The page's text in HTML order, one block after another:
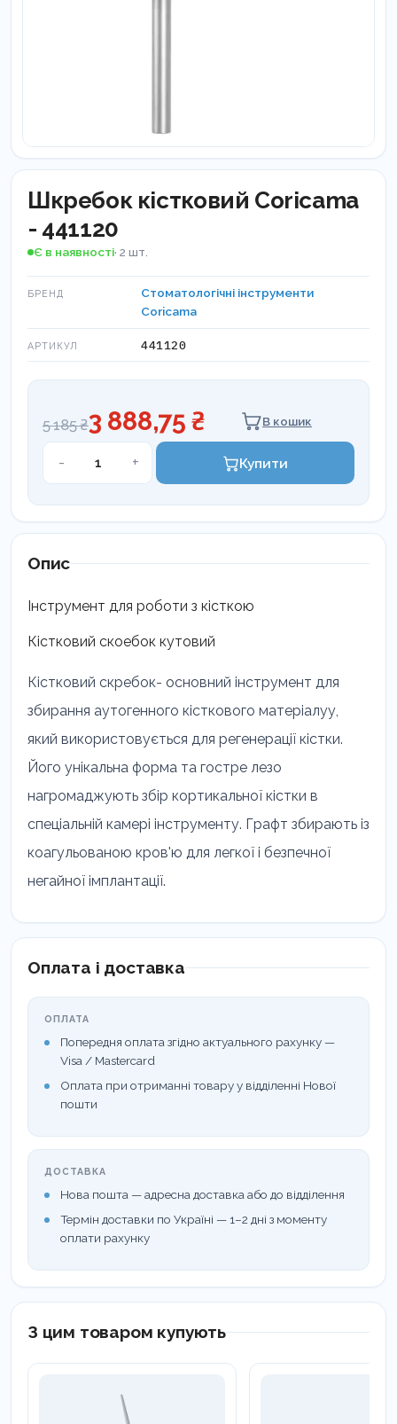
Шкребок кістковий Coricama
- 441120
Є в наявності· 2 шт.
БРЕНД
Стоматологічні інструменти
Coricama
АРТИКУЛ 441120
5 185 ₴3 888,75 ₴ В кошик
-
Шкребок
+ Купити
Опис
Інструмент для роботи з кісткою
Кістковий скоебок кутовий
Кістковий скребок- основний інструмент для
збирання аутогенного кісткового матеріалуу,
який використовується для регенерації кістки.
Його унікальна форма та гостре лезо
нагромаджують збір кортикальної кістки в
спеціальній камері інструменту. Графт збирають із
коагульованою кров'ю для легкої і безпечної
негайної імплантації.
Оплата і доставка
ОПЛАТА
Попередня оплата згідно актуального рахунку —
Visa / Mastercard
Оплата при отриманні товару у відділенні Нової
пошти
ДОСТАВКА
Нова пошта — адресна доставка або до відділення
Термін доставки по Україні — 1–2 дні з моменту
оплати рахунку
З цим товаром купують